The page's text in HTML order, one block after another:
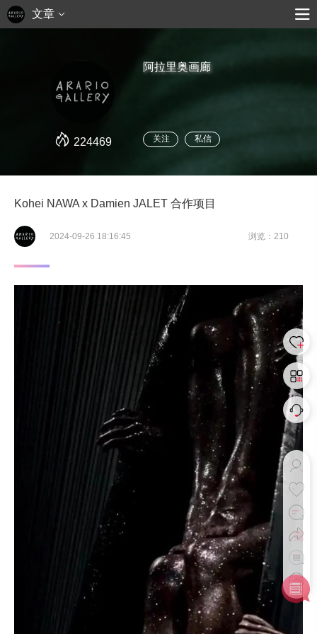
文章
224469
阿拉里奥画廊
关注 私信
Kohei NAWA x Damien JALET 合作项目
2024-09-26 18:16:45 浏览：210